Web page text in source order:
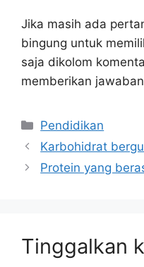
Jika masih ada
bingung untuk
saja dikolom
memberikan
Kategori
Pendidikan
Karbohidrat
Protein yang
Tinggalkan